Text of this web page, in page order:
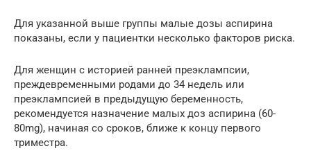
Для указанной выше группы малые дозы аспирина
показаны, если у пациентки несколько факторов риска.
Для женщин с историей ранней преэклампсии,
преждевременными родами до 34 недель или
преэклампсией в предыдущую беременность,
рекомендуется назначение малых доз аспирина (60-
80mg), начиная со сроков, ближе к концу первого
триместра.